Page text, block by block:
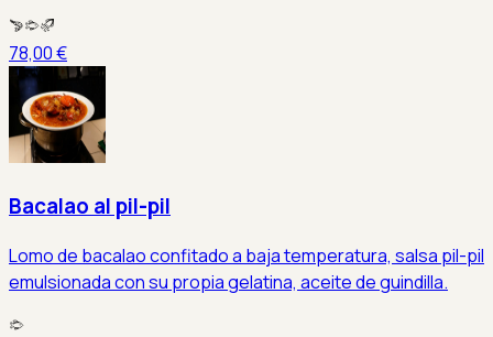
78,00 €
Bacalao al pil-pil
Lomo de bacalao confitado a baja temperatura, salsa pil-pil
emulsionada con su propia gelatina, aceite de guindilla.